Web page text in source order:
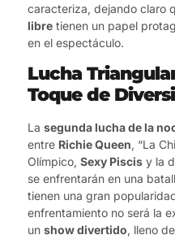
caracteriza, dejando claro
libre tienen un papel
en el espectáculo.
Lucha
Toque de
La segunda lucha de la
entre Richie Queen, “La
Olímpico, Sexy Piscis y la
se enfrentarán en una
tienen una gran
enfrentamiento no será la
un show divertido, lleno